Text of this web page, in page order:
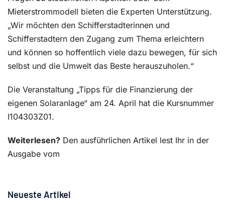
Mieterstrommodell bieten die Experten Unterstützung.
„Wir möchten den Schifferstadterinnen und
Schifferstadtern den Zugang zum Thema erleichtern
und können so hoffentlich viele dazu bewegen, für sich
selbst und die Umwelt das Beste herauszuholen.“
Die Veranstaltung „Tipps für die Finanzierung der
eigenen Solaranlage“ am 24. April hat die Kursnummer
I104303Z01.
Weiterlesen? Den ausführlichen Artikel lest Ihr in der
Ausgabe vom
Neueste Artikel